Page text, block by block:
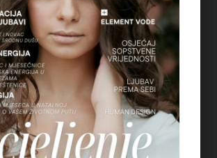
See author's posts
SAVE